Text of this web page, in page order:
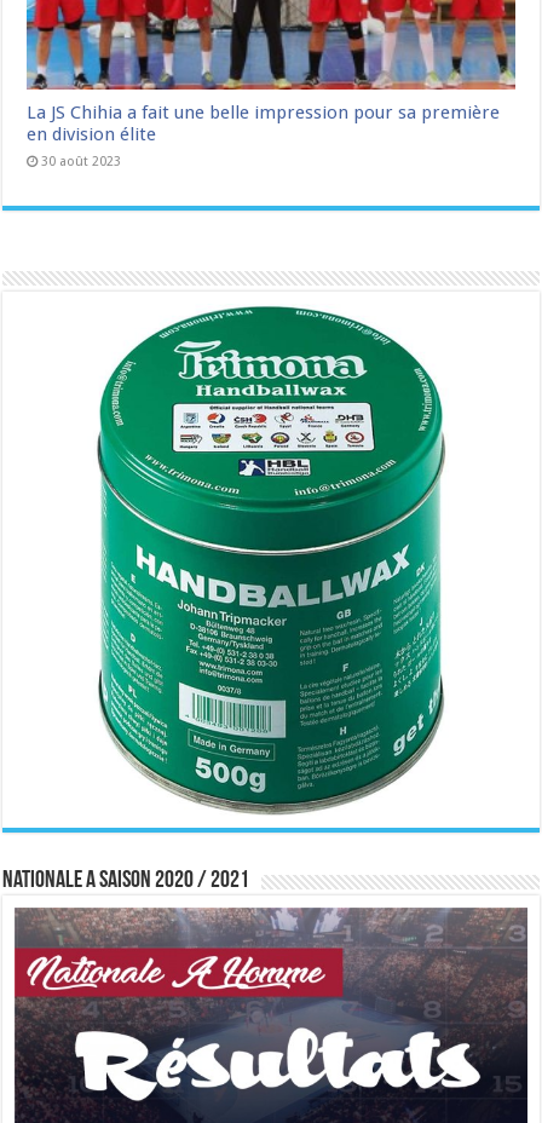
La JS Chihia a fait une belle impression pour sa première
en division élite
30 août 2023
Nationale A saison 2020 / 2021